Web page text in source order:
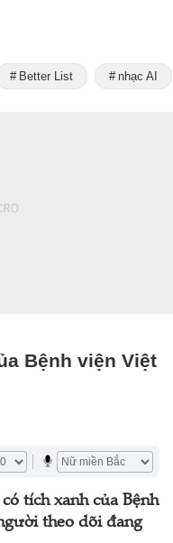
Better List nhạc AI
Bệnh viện Việt
tích xanh của Bệnh
theo dõi đang